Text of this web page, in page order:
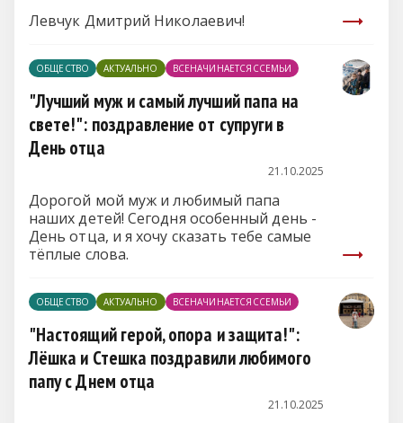
Левчук Дмитрий Николаевич!
ОБЩЕСТВО АКТУАЛЬНО ВСЕНАЧИНАЕТСЯССЕМЬИ
"Лучший муж и самый лучший папа на
свете!": поздравление от супруги в
День отца
21.10.2025
Дорогой мой муж и любимый папа
наших детей! Сегодня особенный день -
День отца, и я хочу сказать тебе самые
тёплые слова.
ОБЩЕСТВО АКТУАЛЬНО ВСЕНАЧИНАЕТСЯССЕМЬИ
"Настоящий герой, опора и защита!":
Лёшка и Стешка поздравили любимого
папу с Днем отца
21.10.2025